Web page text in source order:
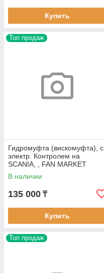
Купить
Топ продаж
Гидромуфта (вискомуфта), с
электр. Контролем на
SCANIA, , FAN MARKET
FM305
В наличии
135 000 ₸
Купить
Топ продаж